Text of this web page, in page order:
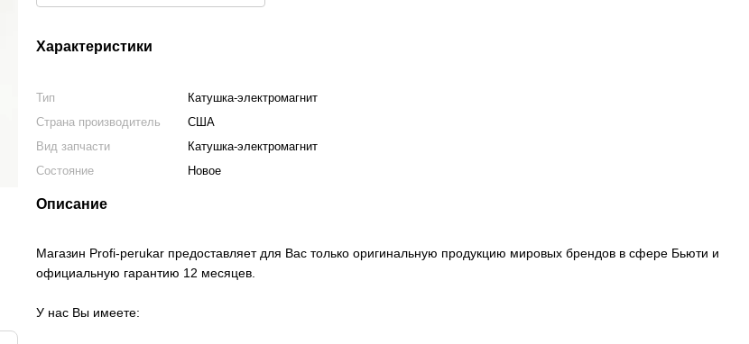
Характеристики
Тип
Катушка-электромагнит
Страна производитель
США
Вид запчасти
Катушка-электромагнит
Состояние
Новое
Описание
Магазин Profi-perukar предоставляет для Вас только оригинальную продукцию мировых брендов в сфере Бьюти и
официальную гарантию 12 месяцев.
У нас Вы имеете: